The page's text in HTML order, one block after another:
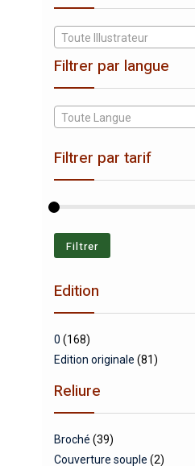
Toute Illustrateur
Filtrer par langue
Toute Langue
Filtrer par tarif
Filtrer
Edition
0 (168)
Edition originale (81)
Reliure
Broché (39)
Couverture souple (2)